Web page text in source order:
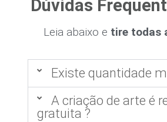
Dúvidas
Leia abaixo e tire todas
Existe quantidade
A criação de arte é
gratuita ?